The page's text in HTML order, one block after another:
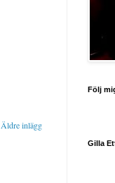
Äldre inlägg
Följ
Gilla